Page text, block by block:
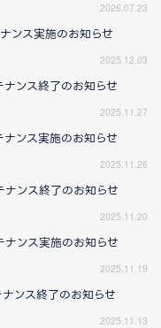
2026.07.23
ンス実施のお知らせ
2025.12.03
ンス終了のお知らせ
2025.11.27
ンス実施のお知らせ
2025.11.26
ンス終了のお知らせ
2025.11.20
ンス実施のお知らせ
2025.11.19
ンス終了のお知らせ
2025.11.13